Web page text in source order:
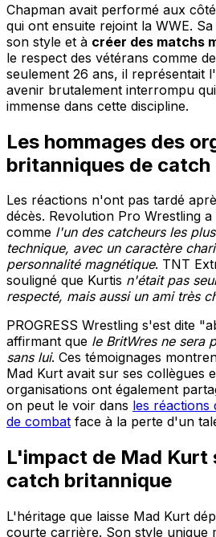
Chapman avait performé aux
qui ont ensuite rejoint la WWE.
son style et à créer des matchs
le respect des vétérans comme
seulement 26 ans, il représentait
avenir brutalement interrompu
immense dans cette discipline.
Les hommages des
britanniques de catch
Les réactions n'ont pas tardé
décès. Revolution Pro Wrestling
comme l'un des catcheurs les
technique, avec un caractère
personnalité magnétique. TNT
souligné que Kurtis n'était pas
respecté, mais aussi un ami très
PROGRESS Wrestling s'est dite
affirmant que le BritWres ne sera
sans lui. Ces témoignages
Mad Kurt avait sur ses collègues
organisations ont également
on peut le voir dans les réactions
de combat face à la perte d'un
L'impact de Mad Kurt
catch britannique
L'héritage que laisse Mad Kurt
courte carrière. Son style unique